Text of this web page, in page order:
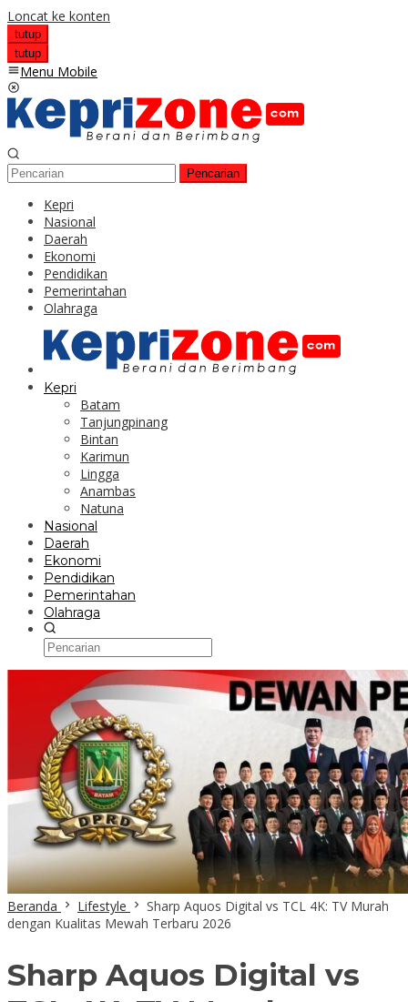
Loncat ke konten
tutup
tutup
Menu Mobile
Pencarian
Kepri
Nasional
Daerah
Ekonomi
Pendidikan
Pemerintahan
Olahraga
Kepri
Batam
Tanjungpinang
Bintan
Karimun
Lingga
Anambas
Natuna
Nasional
Daerah
Ekonomi
Pendidikan
Pemerintahan
Olahraga
Beranda Lifestyle
Sharp Aquos Digital vs TCL 4K: TV Murah
dengan Kualitas Mewah Terbaru 2026
Sharp Aquos Digital vs